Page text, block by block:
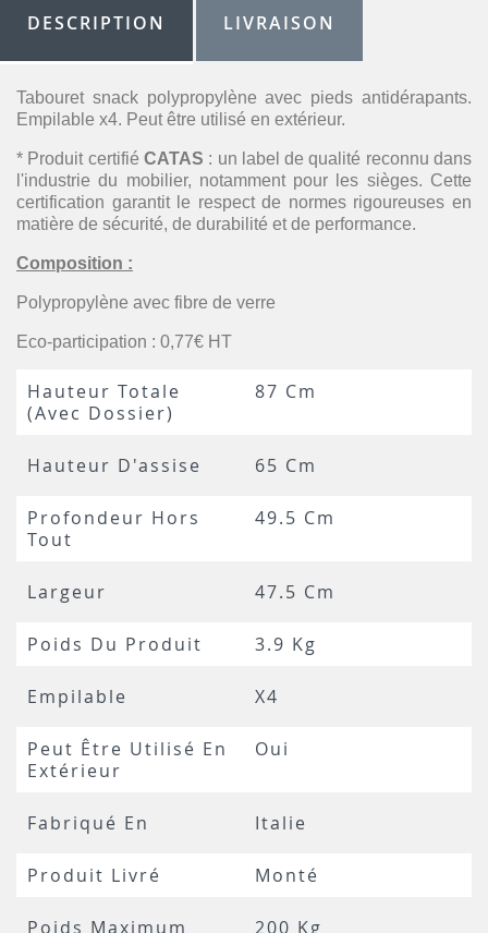
DESCRIPTION LIVRAISON
Tabouret snack polypropylène avec pieds antidérapants.
Empilable x4. Peut être utilisé en extérieur.
* Produit certifié CATAS : un label de qualité reconnu dans
l'industrie du mobilier, notamment pour les sièges. Cette
certification garantit le respect de normes rigoureuses en
matière de sécurité, de durabilité et de performance.
Composition :
Polypropylène avec fibre de verre
Eco-participation : 0,77€ HT
Hauteur Totale
(avec Dossier)
87 Cm
Hauteur D'assise 65 Cm
Profondeur Hors
Tout
49.5 Cm
Largeur 47.5 Cm
Poids Du Produit 3.9 Kg
Empilable X4
Peut Être Utilisé En
Extérieur
Oui
Fabriqué En Italie
Produit Livré Monté
Poids Maximum 200 Kg